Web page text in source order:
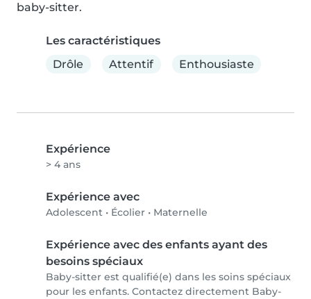
baby-sitter.
Les caractéristiques
Drôle
Attentif Enthousiaste
Expérience
> 4 ans
Expérience avec
Adolescent • Écolier • Maternelle
Expérience avec des enfants ayant des
besoins spéciaux
Baby-sitter est qualifié(e) dans les soins spéciaux
pour les enfants. Contactez directement Baby-